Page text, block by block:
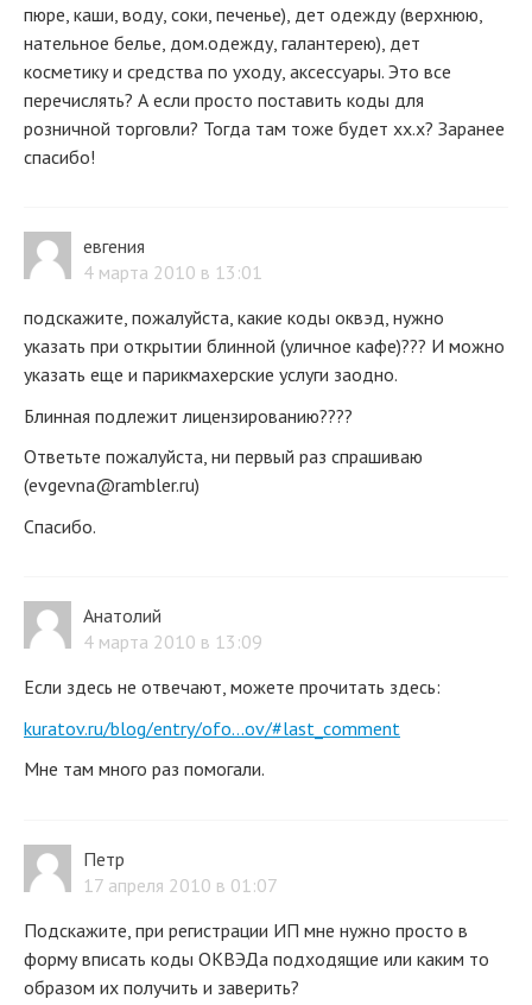
пюре, каши, воду, соки, печенье), дет одежду (верхнюю,
нательное белье, дом.одежду, галантерею), дет
косметику и средства по уходу, аксессуары. Это все
перечислять? А если просто поставить коды для
розничной торговли? Тогда там тоже будет хх.х? Заранее
спасибо!
евгения
4 марта 2010 в 13:01
подскажите, пожалуйста, какие коды оквэд, нужно
указать при открытии блинной (уличное кафе)??? И можно
указать еще и парикмахерские услуги заодно.
Блинная подлежит лицензированию????
Ответьте пожалуйста, ни первый раз спрашиваю
(evgevna@rambler.ru)
Спасибо.
Анатолий
4 марта 2010 в 13:09
Если здесь не отвечают, можете прочитать здесь:
kuratov.ru/blog/entry/ofo...ov/#last_comment
Мне там много раз помогали.
Петр
17 апреля 2010 в 01:07
Подскажите, при регистрации ИП мне нужно просто в
форму вписать коды ОКВЭДа подходящие или каким то
образом их получить и заверить?